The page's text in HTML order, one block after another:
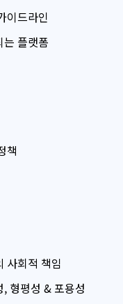
이드라인
는 플랫폼
책
사회적 책임
, 형평성 & 포용성